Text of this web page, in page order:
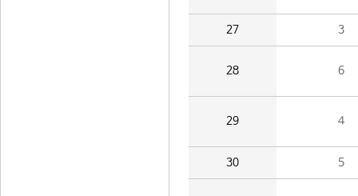
27 3
28 6
29 4
30 5